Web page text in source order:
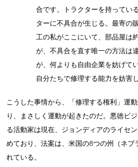
合です。トラクターを持ってい
ターに不具合が生じる。最寄の
工の私がここにいて、部品屋は
が、不具合を直す唯一の方法は
が、何よりも自由企業を妨げて
自分たちで修理する能力を妨害
こうした事情から、「修理する権利」運
り、まさしく運動が起きたのだ。悪徳ビ
る活動家は現在、ジョンディアのライセ
めており、法案は、米国の8つの州（ネブ
れている。